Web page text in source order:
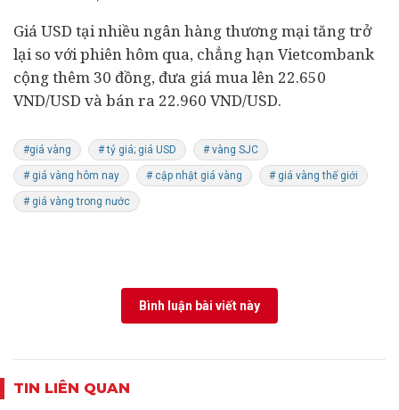
Giá USD tại nhiều ngân hàng thương mại tăng trở
lại so với phiên hôm qua, chẳng hạn Vietcombank
cộng thêm 30 đồng, đưa giá mua lên 22.650
VND/USD và bán ra 22.960 VND/USD.
#giá vàng # tỷ giá; giá USD # vàng SJC
# giá vàng hôm nay # cập nhật giá vàng # giá vàng thế giới
# giá vàng trong nước
Bình luận bài viết này
TIN LIÊN QUAN